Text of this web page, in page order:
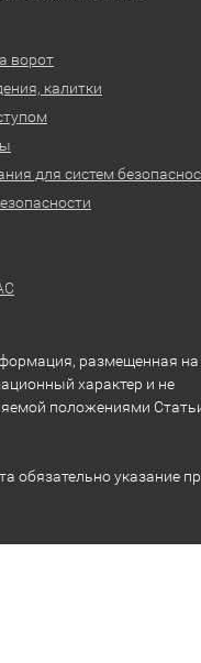
ворот
калитки
для систем
размещенная на
характер и не
положениями
обязательно указание